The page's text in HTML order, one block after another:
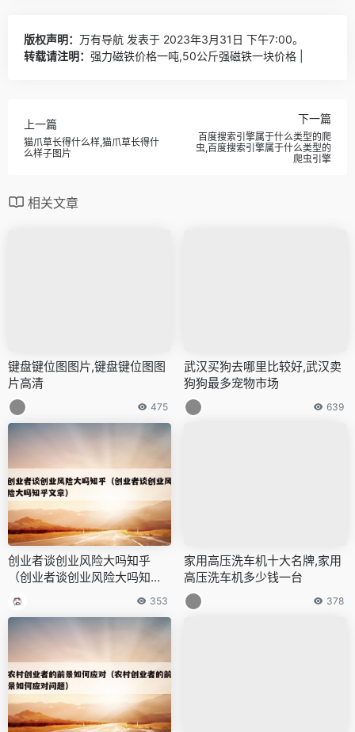
版权声明： 万有导航 发表于 2023年3月31日 下午7:00。
转载请注明： 强力磁铁价格一吨,50公斤强磁铁一块价格 |
上一篇
猫爪草长得什么样,猫爪草长得什
么样子图片
下一篇
百度搜索引擎属于什么类型的爬
虫,百度搜索引擎属于什么类型的
爬虫引擎
相关文章
键盘键位图图片,键盘键位图图
片高清
475
武汉买狗去哪里比较好,武汉卖
狗狗最多宠物市场
639
创业者谈创业风险大吗知乎
（创业者谈创业风险大吗知乎
353
家用高压洗车机十大名牌,家用
高压洗车机多少钱一台
378